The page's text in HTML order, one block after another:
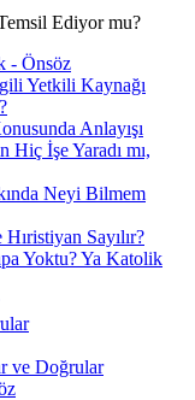
Ediyor mu?
- Önsöz
Yetkili Kaynağı
Anlayışı
İşe Yaradı mı,
Neyi Bilmem
Sayılır?
Yoktu? Ya Katolik
ve Doğrular